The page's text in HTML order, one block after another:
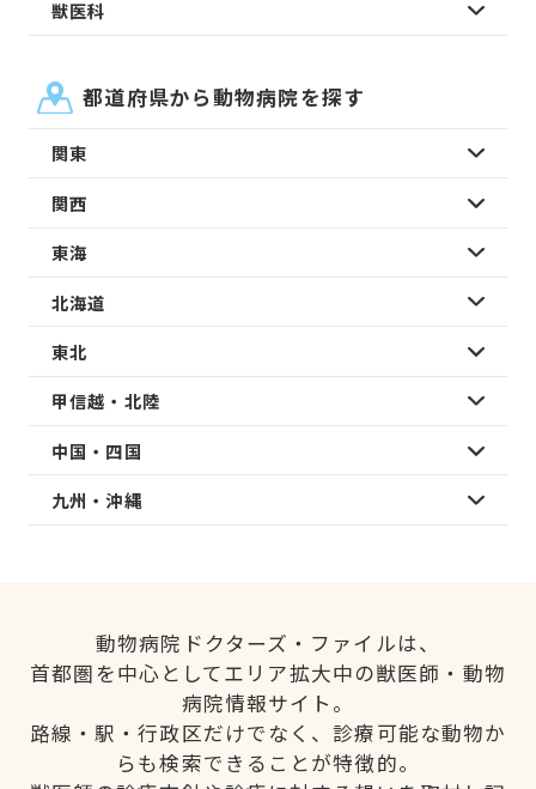
獣医科
都道府県から動物病院を探す
関東
関西
東海
北海道
東北
甲信越・北陸
中国・四国
九州・沖縄
動物病院ドクターズ・ファイルは、
首都圏を中心としてエリア拡大中の獣医師・動物
病院情報サイト。
路線・駅・行政区だけでなく、診療可能な動物か
らも検索できることが特徴的。